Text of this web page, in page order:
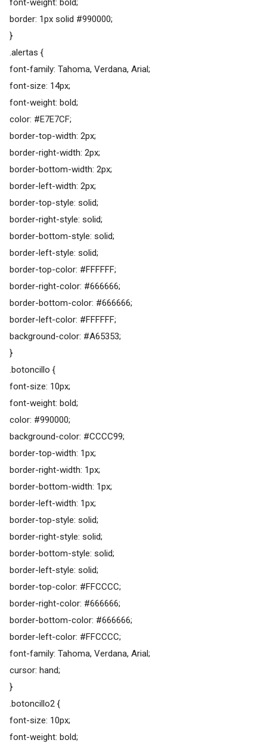
font-weight: bold;
border: 1px solid #990000;
}
.alertas {
font-family: Tahoma, Verdana, Arial;
font-size: 14px;
font-weight: bold;
color: #E7E7CF;
border-top-width: 2px;
border-right-width: 2px;
border-bottom-width: 2px;
border-left-width: 2px;
border-top-style: solid;
border-right-style: solid;
border-bottom-style: solid;
border-left-style: solid;
border-top-color: #FFFFFF;
border-right-color: #666666;
border-bottom-color: #666666;
border-left-color: #FFFFFF;
background-color: #A65353;
}
.botoncillo {
font-size: 10px;
font-weight: bold;
color: #990000;
background-color: #CCCC99;
border-top-width: 1px;
border-right-width: 1px;
border-bottom-width: 1px;
border-left-width: 1px;
border-top-style: solid;
border-right-style: solid;
border-bottom-style: solid;
border-left-style: solid;
border-top-color: #FFCCCC;
border-right-color: #666666;
border-bottom-color: #666666;
border-left-color: #FFCCCC;
font-family: Tahoma, Verdana, Arial;
cursor: hand;
}
.botoncillo2 {
font-size: 10px;
font-weight: bold;